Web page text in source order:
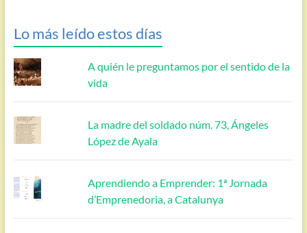
Lo más leído estos días
A quién le preguntamos por el sentido de la
vida
La madre del soldado núm. 73, Ángeles
López de Ayala
Aprendiendo a Emprender: 1ª Jornada
d’Emprenedoria, a Catalunya